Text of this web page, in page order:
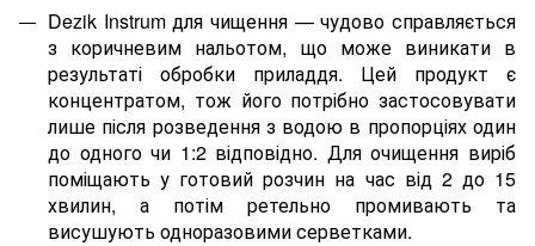
Dezik Instrum для чищення — чудово справляється
з коричневим нальотом, що може виникати в
результаті обробки приладдя. Цей продукт є
концентратом, тож його потрібно застосовувати
лише після розведення з водою в пропорціях один
до одного чи 1:2 відповідно. Для очищення виріб
поміщають у готовий розчин на час від 2 до 15
хвилин, а потім ретельно промивають та
висушують одноразовими серветками.